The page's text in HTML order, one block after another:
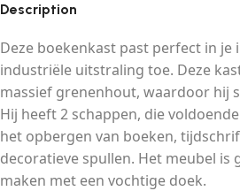
Description
Deze boekenkast past perfect in je
industriële uitstraling toe. Deze
massief grenenhout, waardoor hij
Hij heeft 2 schappen, die
het opbergen van boeken,
decoratieve spullen. Het meubel is
maken met een vochtige doek.